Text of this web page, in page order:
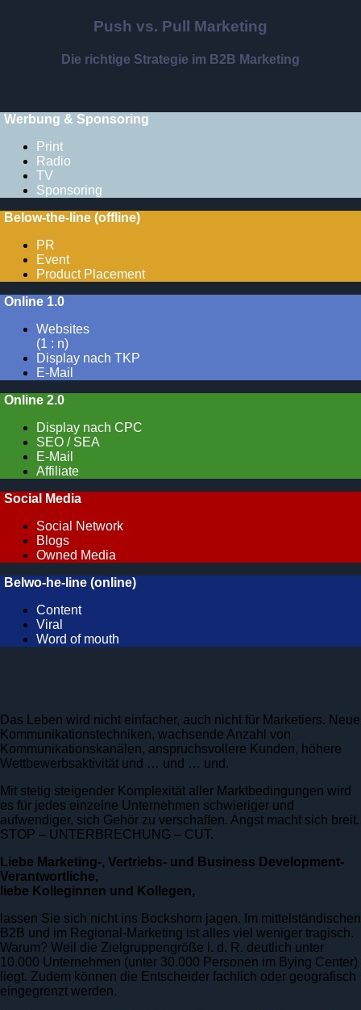
Push vs. Pull Marketing
Die richtige Strategie im B2B Marketing
Werbung & Sponsoring
Print
Radio
TV
Sponsoring
Below-the-line (offline)
PR
Event
Product Placement
Online 1.0
Websites
(1 : n)
Display nach TKP
E-Mail
Online 2.0
Display nach CPC
SEO / SEA
E-Mail
Affiliate
Social Media
Social Network
Blogs
Owned Media
Belwo-he-line (online)
Content
Viral
Word of mouth
Das Leben wird nicht einfacher, auch nicht für Marketiers. Neue
Kommunikationstechniken, wachsende Anzahl von
Kommunikationskanälen, anspruchsvollere Kunden, höhere
Wettbewerbsaktivität und … und … und.
Mit stetig steigender Komplexität aller Marktbedingungen wird
es für jedes einzelne Unternehmen schwieriger und
aufwendiger, sich Gehör zu verschaffen. Angst macht sich breit.
STOP – UNTERBRECHUNG – CUT.
Liebe Marketing-, Vertriebs- und Business Development-
Verantwortliche,
liebe Kolleginnen und Kollegen,
lassen Sie sich nicht ins Bockshorn jagen. Im mittelständischen
B2B und im Regional-Marketing ist alles viel weniger tragisch.
Warum? Weil die Zielgruppengröße i. d. R. deutlich unter
10.000 Unternehmen (unter 30.000 Personen im Bying Center)
liegt. Zudem können die Entscheider fachlich oder geografisch
eingegrenzt werden.